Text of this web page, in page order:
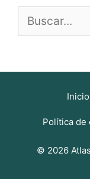
Buscar:
Inicio
Política de
© 2026